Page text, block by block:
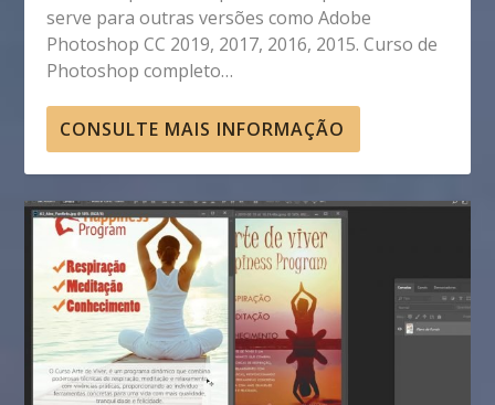
serve para outras versões como Adobe
Photoshop CC 2019, 2017, 2016, 2015. Curso de
Photoshop completo…
CONSULTE MAIS INFORMAÇÃO